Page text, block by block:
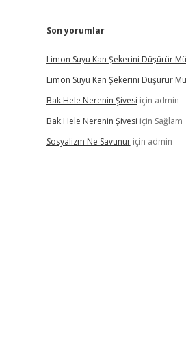
Son yorumlar
Limon Suyu Kan Şekerini Düşürür Mü
Limon Suyu Kan Şekerini Düşürür Mü
Bak Hele Nerenin Şivesi için admin
Bak Hele Nerenin Şivesi için Sağlam
Sosyalizm Ne Savunuriçin admin